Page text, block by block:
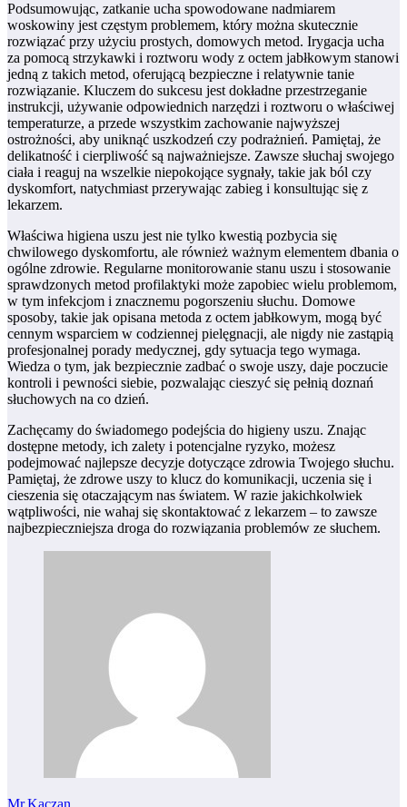
Podsumowując, zatkanie ucha spowodowane nadmiarem
woskowiny jest częstym problemem, który można skutecznie
rozwiązać przy użyciu prostych, domowych metod. Irygacja ucha
za pomocą strzykawki i roztworu wody z octem jabłkowym stanowi
jedną z takich metod, oferującą bezpieczne i relatywnie tanie
rozwiązanie. Kluczem do sukcesu jest dokładne przestrzeganie
instrukcji, używanie odpowiednich narzędzi i roztworu o właściwej
temperaturze, a przede wszystkim zachowanie najwyższej
ostrożności, aby uniknąć uszkodzeń czy podrażnień. Pamiętaj, że
delikatność i cierpliwość są najważniejsze. Zawsze słuchaj swojego
ciała i reaguj na wszelkie niepokojące sygnały, takie jak ból czy
dyskomfort, natychmiast przerywając zabieg i konsultując się z
lekarzem.
Właściwa higiena uszu jest nie tylko kwestią pozbycia się
chwilowego dyskomfortu, ale również ważnym elementem dbania o
ogólne zdrowie. Regularne monitorowanie stanu uszu i stosowanie
sprawdzonych metod profilaktyki może zapobiec wielu problemom,
w tym infekcjom i znacznemu pogorszeniu słuchu. Domowe
sposoby, takie jak opisana metoda z octem jabłkowym, mogą być
cennym wsparciem w codziennej pielęgnacji, ale nigdy nie zastąpią
profesjonalnej porady medycznej, gdy sytuacja tego wymaga.
Wiedza o tym, jak bezpiecznie zadbać o swoje uszy, daje poczucie
kontroli i pewności siebie, pozwalając cieszyć się pełnią doznań
słuchowych na co dzień.
Zachęcamy do świadomego podejścia do higieny uszu. Znając
dostępne metody, ich zalety i potencjalne ryzyko, możesz
podejmować najlepsze decyzje dotyczące zdrowia Twojego słuchu.
Pamiętaj, że zdrowe uszy to klucz do komunikacji, uczenia się i
cieszenia się otaczającym nas światem. W razie jakichkolwiek
wątpliwości, nie wahaj się skontaktować z lekarzem – to zawsze
najbezpieczniejsza droga do rozwiązania problemów ze słuchem.